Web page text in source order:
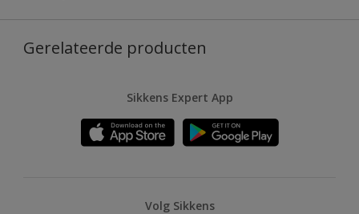
Gerelateerde producten
Sikkens Expert App
Volg Sikkens